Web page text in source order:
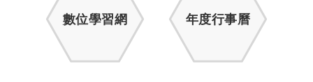
數位學習網 年度行事曆